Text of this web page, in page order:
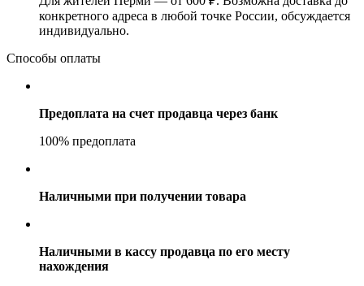
конкретного адреса в любой точке России, обсуждается
индивидуально.
Способы оплаты
Предоплата на счет продавца через банк
100% предоплата
Наличными при получении товара
Наличными в кассу продавца по его месту
нахождения